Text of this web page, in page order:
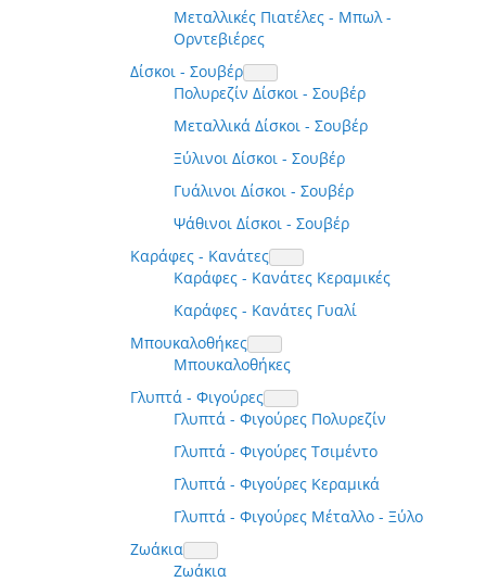
Μεταλλικές Πιατέλες - Μπωλ -
Ορντεβιέρες
Δίσκοι - Σουβέρ
Πολυρεζίν Δίσκοι - Σουβέρ
Μεταλλικά Δίσκοι - Σουβέρ
Ξύλινοι Δίσκοι - Σουβέρ
Γυάλινοι Δίσκοι - Σουβέρ
Ψάθινοι Δίσκοι - Σουβέρ
Καράφες - Κανάτες
Καράφες - Κανάτες Κεραμικές
Καράφες - Κανάτες Γυαλί
Μπουκαλοθήκες
Μπουκαλοθήκες
Γλυπτά - Φιγούρες
Γλυπτά - Φιγούρες Πολυρεζίν
Γλυπτά - Φιγούρες Τσιμέντο
Γλυπτά - Φιγούρες Κεραμικά
Γλυπτά - Φιγούρες Μέταλλο - Ξύλο
Ζωάκια
Ζωάκια